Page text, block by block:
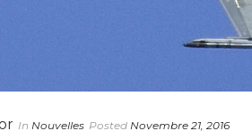
In Nouvelles Posted Novembre 21, 2016